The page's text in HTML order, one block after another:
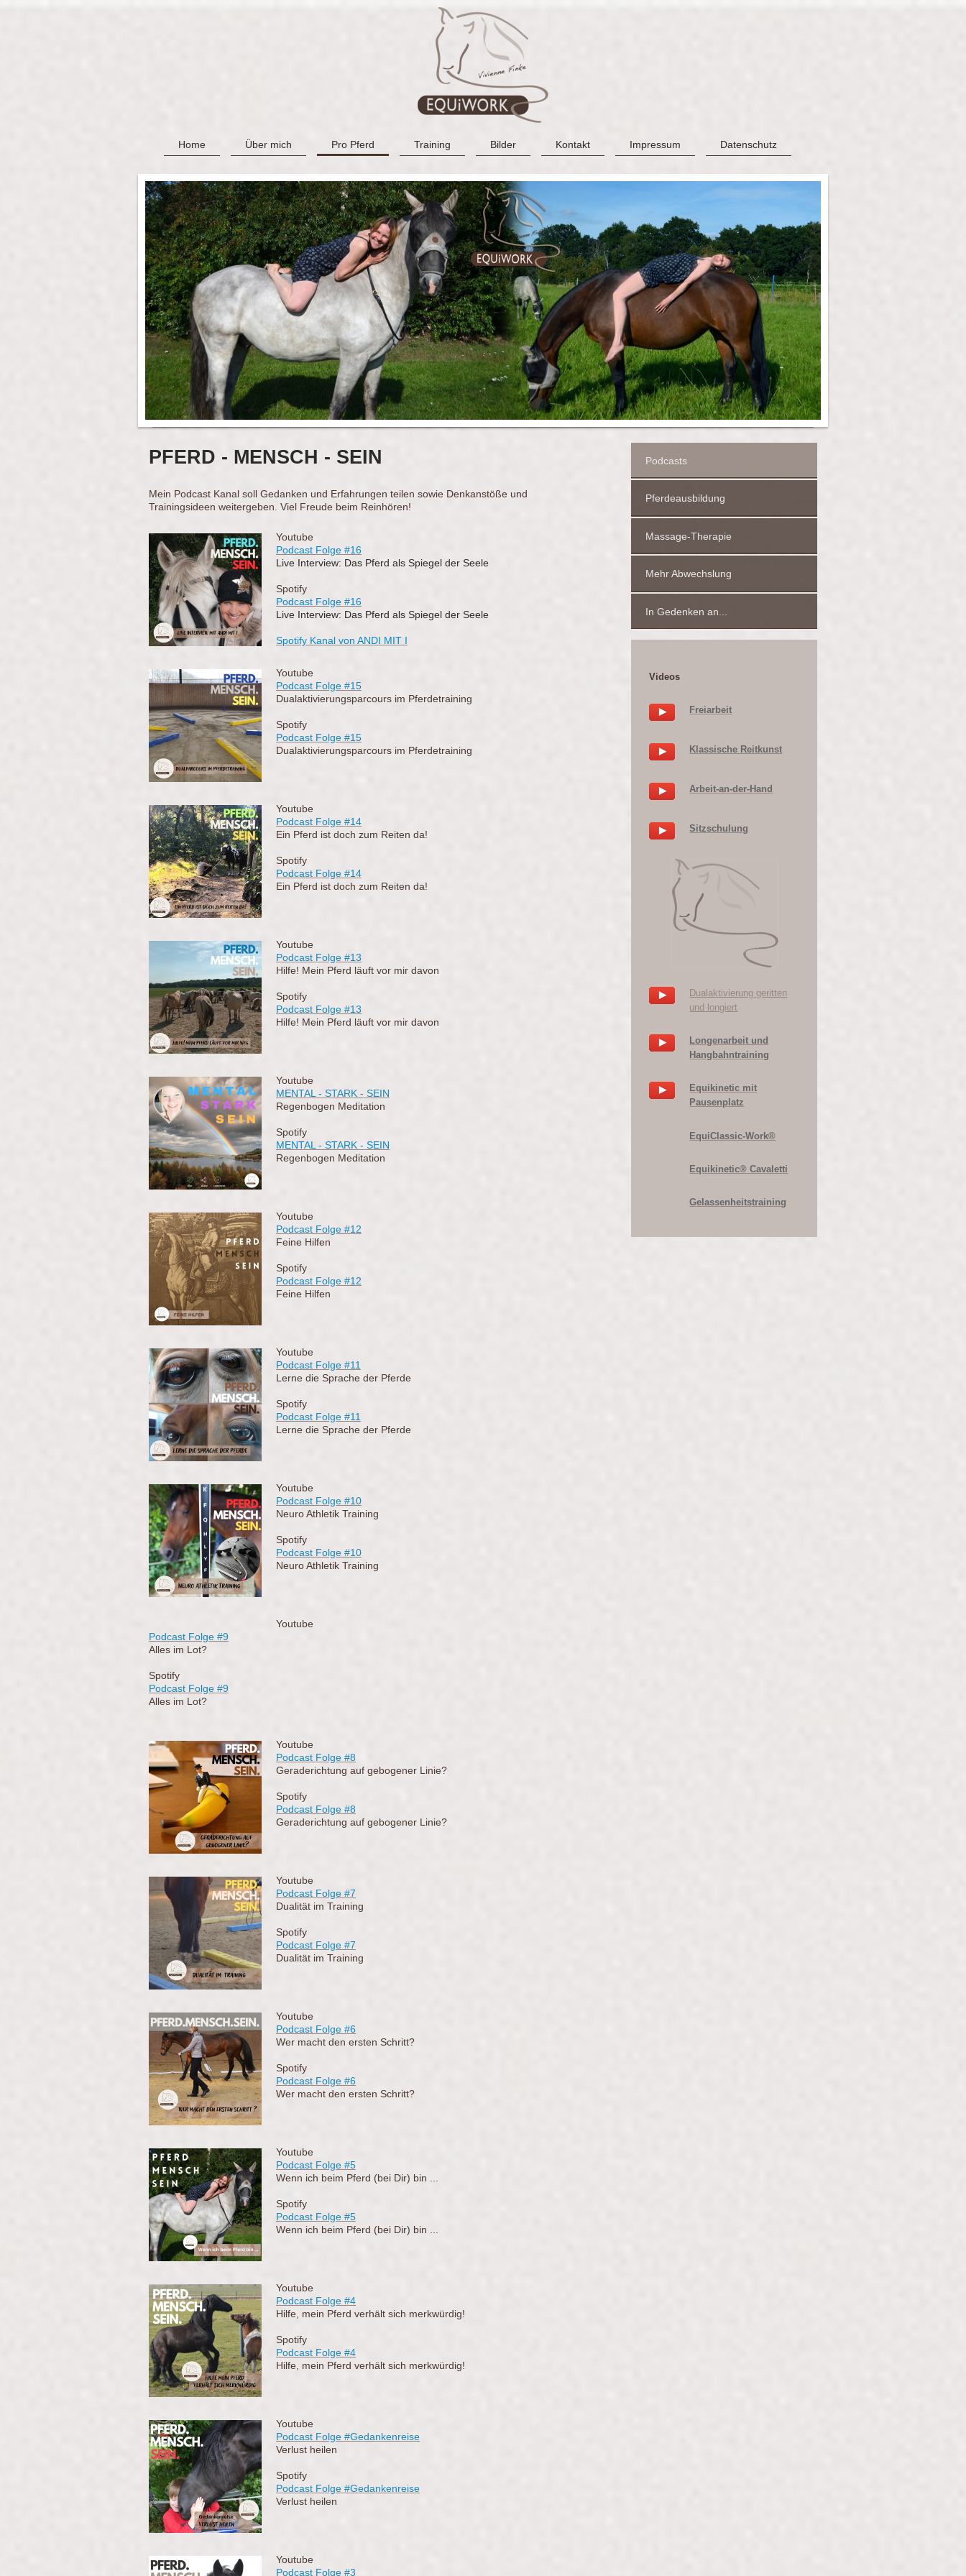
Home Über mich Pro Pferd Training Bilder Kontakt Impressum Datenschutz
PFERD - MENSCH - SEIN
Mein Podcast Kanal soll Gedanken und Erfahrungen teilen sowie Denkanstöße und
Trainingsideen weitergeben. Viel Freude beim Reinhören!
Youtube
Podcast Folge #16
Live Interview: Das Pferd als Spiegel der Seele
Spotify
Podcast Folge #16
Live Interview: Das Pferd als Spiegel der Seele
Spotify Kanal von ANDI MIT I
Youtube
Podcast Folge #15
Dualaktivierungsparcours im Pferdetraining
Spotify
Podcast Folge #15
Dualaktivierungsparcours im Pferdetraining
Youtube
Podcast Folge #14
Ein Pferd ist doch zum Reiten da!
Spotify
Podcast Folge #14
Ein Pferd ist doch zum Reiten da!
Youtube
Podcast Folge #13
Hilfe! Mein Pferd läuft vor mir davon
Spotify
Podcast Folge #13
Hilfe! Mein Pferd läuft vor mir davon
Youtube
MENTAL - STARK - SEIN
Regenbogen Meditation
Spotify
MENTAL - STARK - SEIN
Regenbogen Meditation
Youtube
Podcast Folge #12
Feine Hilfen
Spotify
Podcast Folge #12
Feine Hilfen
Youtube
Podcast Folge #11
Lerne die Sprache der Pferde
Spotify
Podcast Folge #11
Lerne die Sprache der Pferde
Youtube
Podcast Folge #10
Neuro Athletik Training
Spotify
Podcast Folge #10
Neuro Athletik Training
Youtube
Podcast Folge #9
Alles im Lot?
Spotify
Podcast Folge #9
Alles im Lot?
Youtube
Podcast Folge #8
Geraderichtung auf gebogener Linie?
Spotify
Podcast Folge #8
Geraderichtung auf gebogener Linie?
Youtube
Podcast Folge #7
Dualität im Training
Spotify
Podcast Folge #7
Dualität im Training
Youtube
Podcast Folge #6
Wer macht den ersten Schritt?
Spotify
Podcast Folge #6
Wer macht den ersten Schritt?
Youtube
Podcast Folge #5
Wenn ich beim Pferd (bei Dir) bin ...
Spotify
Podcast Folge #5
Wenn ich beim Pferd (bei Dir) bin ...
Youtube
Podcast Folge #4
Hilfe, mein Pferd verhält sich merkwürdig!
Spotify
Podcast Folge #4
Hilfe, mein Pferd verhält sich merkwürdig!
Youtube
Podcast Folge #Gedankenreise
Verlust heilen
Spotify
Podcast Folge #Gedankenreise
Verlust heilen
Youtube
Podcast Folge #3
Podcasts
Pferdeausbildung
Massage-Therapie
Mehr Abwechslung
In Gedenken an...
Videos
Freiarbeit
Klassische Reitkunst
Arbeit-an-der-Hand
Sitzschulung
Dualaktivierung geritten
und longiert
Longenarbeit und
Hangbahntraining
Equikinetic mit
Pausenplatz
EquiClassic-Work®
Equikinetic® Cavaletti
Gelassenheitstraining